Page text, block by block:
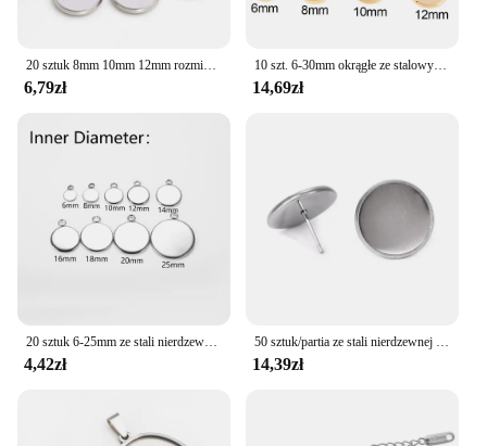
6,79zł
10 szt. 6-30mm okrągłe ze stalowy wisiorek nierdzewnej puste kaboszon oprawki do tworzenia elementów do tworzenia biżuterii
14,69zł
4,42zł 14,39zł